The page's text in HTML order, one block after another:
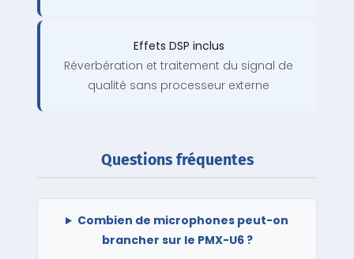
Effets DSP inclus
Réverbération et traitement du signal de
qualité sans processeur externe
Questions fréquentes
Combien de microphones peut-on
brancher sur le PMX-U6 ?